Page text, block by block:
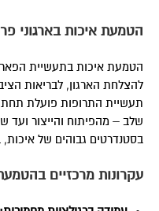
הטמעת איכות בארגוני
הטמעת איכות בתעשיית
להצלחת הארגון, לבריאות
תעשיית התרופות פועלת תחת
שלב – מהפיתוח והייצור ועד
בסטנדרטים גבוהים של איכות,
עקרונות מרכזיים